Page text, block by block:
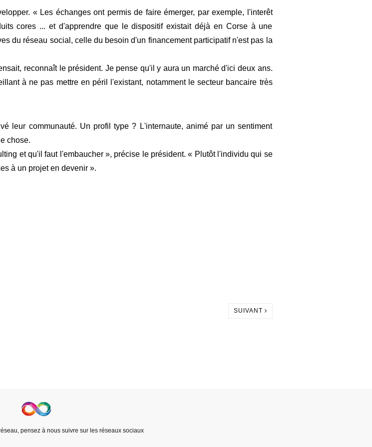
« Les échanges ont permis de faire émerger, par exemple, l'interêt
cores ... et d'apprendre que le dispositif existait déjà en Corse à une
du réseau social, celle du besoin d'un financement participatif n'est pas la
reconnaît le président. Je pense qu'il y aura un marché d'ici deux ans.
à ne pas mettre en péril l'existant, notamment le secteur bancaire très
leur communauté. Un profil type ? L'internaute, animé par un sentiment
chose.
et qu'il faut l'embaucher », précise le président. « Plutôt l'individu qui se
à un projet en devenir ».
SUIVANT
pensez à nous suivre sur les réseaux sociaux